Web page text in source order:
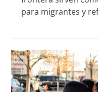
para migrantes y